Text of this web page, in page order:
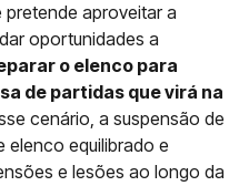
pretende aproveitar a
oportunidades a
o elenco para
de partidas que virá na
cenário, a suspensão de
elenco equilibrado e
e lesões ao longo da